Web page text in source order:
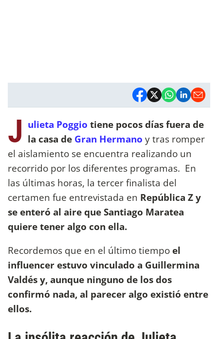
J ulieta Poggio tiene pocos días fuera de
la casa de Gran Hermano y tras romper
el aislamiento se encuentra realizando un
recorrido por los diferentes programas. En
las últimas horas, la tercer finalista del
certamen fue entrevistada en República Z y
se enteró al aire que Santiago Maratea
quiere tener algo con ella.
Recordemos que en el último tiempo el
influencer estuvo vinculado a Guillermina
Valdés y, aunque ninguno de los dos
confirmó nada, al parecer algo existió entre
ellos.